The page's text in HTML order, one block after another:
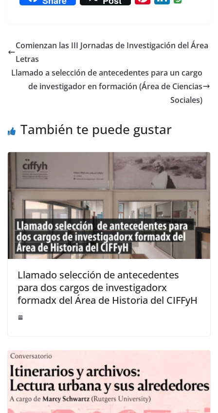
e e
n
Comienzan las III Jornadas de Investigación del Área
Letras
Llamado a selección de antecedentes para un cargo
de investigador en formación (Área de Ciencias
Sociales)
También te puede gustar
Llamado selección de antecedentes
para dos cargos de investigadorx
formadx del Área de Historia del CIFFyH